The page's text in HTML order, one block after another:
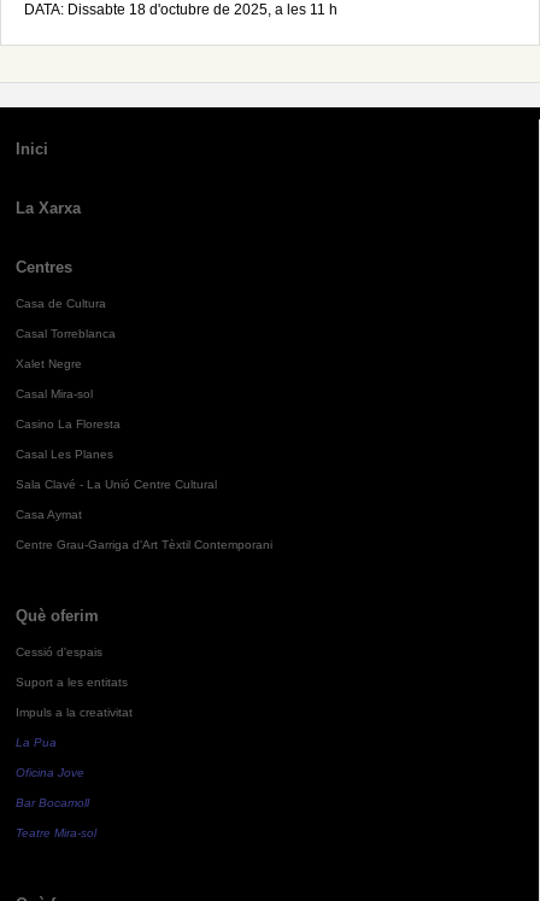
DATA: Dissabte 18 d'octubre de 2025, a les 11 h
Inici
La Xarxa
Centres
Casa de Cultura
Casal Torreblanca
Xalet Negre
Casal Mira-sol
Casino La Floresta
Casal Les Planes
Sala Clavé - La Unió Centre Cultural
Casa Aymat
Centre Grau-Garriga d'Art Tèxtil Contemporani
Què oferim
Cessió d'espais
Suport a les entitats
Impuls a la creativitat
La Pua
Oficina Jove
Bar Bocamoll
Teatre Mira-sol